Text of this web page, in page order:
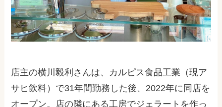
店主の横川毅利さんは、カルピス食品工業（現ア
サヒ飲料）で31年間勤務した後、 2022年に同店を
オープン。店の隣にある工房でジェラートを作っ